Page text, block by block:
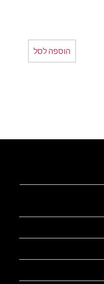
הוספה לסל